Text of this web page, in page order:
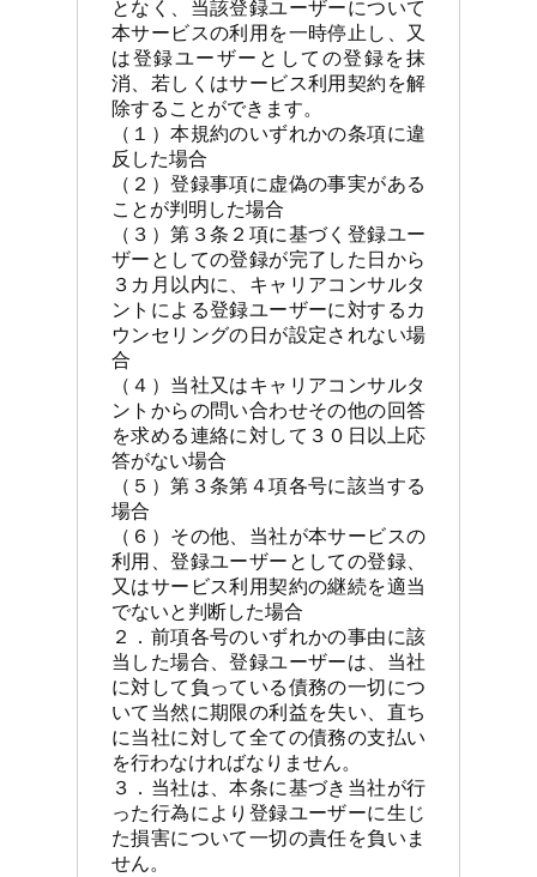
となく、当該登録ユーザーについて
本サービスの利用を一時停止し、又
は登録ユーザーとしての登録を抹
消、若しくはサービス利用契約を解
除することができます。
（１）本規約のいずれかの条項に違
反した場合
（２）登録事項に虚偽の事実がある
ことが判明した場合
（３）第３条２項に基づく登録ユー
ザーとしての登録が完了した日から
３カ月以内に、キャリアコンサルタ
ントによる登録ユーザーに対するカ
ウンセリングの日が設定されない場
合
（４）当社又はキャリアコンサルタ
ントからの問い合わせその他の回答
を求める連絡に対して３０日以上応
答がない場合
（５）第３条第４項各号に該当する
場合
（６）その他、当社が本サービスの
利用、登録ユーザーとしての登録、
又はサービス利用契約の継続を適当
でないと判断した場合
２．前項各号のいずれかの事由に該
当した場合、登録ユーザーは、当社
に対して負っている債務の一切につ
いて当然に期限の利益を失い、直ち
に当社に対して全ての債務の支払い
を行わなければなりません。
３．当社は、本条に基づき当社が行
った行為により登録ユーザーに生じ
た損害について一切の責任を負いま
せん。